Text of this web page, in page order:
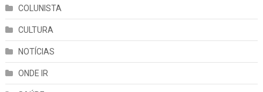
COLUNISTA
CULTURA
NOTÍCIAS
ONDE IR